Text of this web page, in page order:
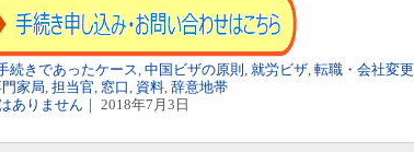
続きであったケース, 中国ビザの原則 , 就労ビザ, 転職・会社変更
家局, 担当官, 窓口 , 資料, 辞意地帯
ありません ｜ 2018年7月3日